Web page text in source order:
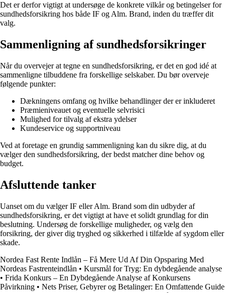
Det er derfor vigtigt at undersøge de konkrete vilkår og betingelser for
sundhedsforsikring hos både IF og Alm. Brand, inden du træffer dit
valg.
Sammenligning af sundhedsforsikringer
Når du overvejer at tegne en sundhedsforsikring, er det en god idé at
sammenligne tilbuddene fra forskellige selskaber. Du bør overveje
følgende punkter:
Dækningens omfang og hvilke behandlinger der er inkluderet
Præmieniveauet og eventuelle selvrisici
Mulighed for tilvalg af ekstra ydelser
Kundeservice og supportniveau
Ved at foretage en grundig sammenligning kan du sikre dig, at du
vælger den sundhedsforsikring, der bedst matcher dine behov og
budget.
Afsluttende tanker
Uanset om du vælger IF eller Alm. Brand som din udbyder af
sundhedsforsikring, er det vigtigt at have et solidt grundlag for din
beslutning. Undersøg de forskellige muligheder, og vælg den
forsikring, der giver dig tryghed og sikkerhed i tilfælde af sygdom eller
skade.
Nordea Fast Rente Indlån – Få Mere Ud Af Din Opsparing Med
Nordeas Fastrenteindlån • Kursmål for Tryg: En dybdegående analyse
• Frida Konkurs – En Dybdegående Analyse af Konkursens
Påvirkning • Nets Priser, Gebyrer og Betalinger: En Omfattende Guide